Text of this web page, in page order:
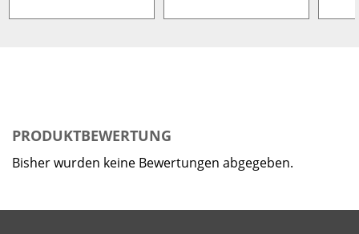
PRODUKTBEWERTUNG
Bisher wurden keine Bewertungen abgegeben.